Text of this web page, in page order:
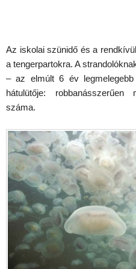
Az iskolai szünidő és a
a tengerpartokra. A
– az elmúlt 6 év
hátulütője: robbanásszerűen
száma.